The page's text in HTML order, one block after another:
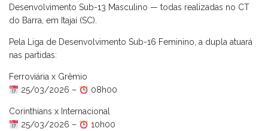
Desenvolvimento Sub-13 Masculino — todas realizadas no CT
do Barra, em Itajaí (SC).
Pela Liga de Desenvolvimento Sub-16 Feminino, a dupla atuará
nas partidas:
Ferroviária x Grêmio
25/03/2026 –
08h00
Corinthians x Internacional
25/03/2026 –
10h00